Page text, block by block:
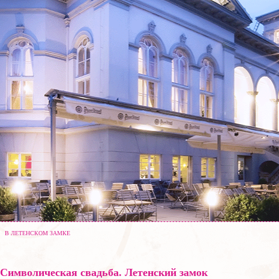
В ЛЕТЕНСКОМ ЗАМКЕ
Символическая свадьба. Летенский замок